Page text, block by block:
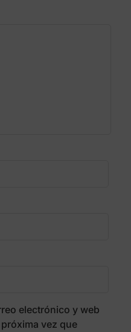
electrónico y web
vez que